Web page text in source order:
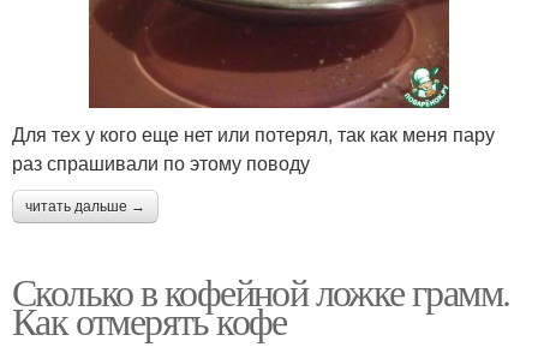
Для тех у кого еще нет или потерял, так как меня пару
раз спрашивали по этому поводу
читать дальше →
Сколько в кофейной ложке грамм.
Как отмерять кофе